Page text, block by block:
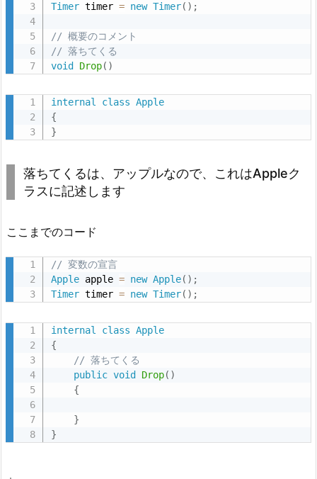
Timer timer = new Timer( ) ;
// 概要のコメント
// 落ちてくる
void
Drop( )
internal class Apple
{
}
落ちてくるは、アップルなので、これはAppleク
ラスに記述します
ここまでのコード
// 変数の宣言
Apple apple = new Apple( ) ;
Timer timer = new Timer( ) ;
internal class Apple
{
// 落ちてくる
public void Drop( )
{
}
}